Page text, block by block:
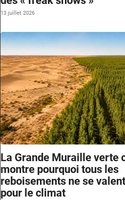
13 juillet 2026
La Grande Muraille verte
montre pourquoi tous les
reboisements ne se
pour le climat